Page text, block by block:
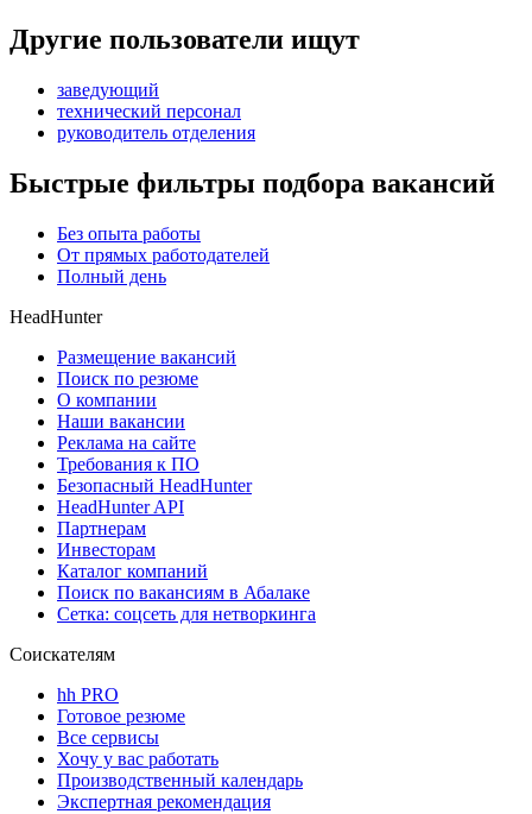
Другие пользователи ищут
заведующий
технический персонал
руководитель отделения
Быстрые фильтры подбора вакансий
Без опыта работы
От прямых работодателей
Полный день
HeadHunter
Размещение вакансий
Поиск по резюме
О компании
Наши вакансии
Реклама на сайте
Требования к ПО
Безопасный HeadHunter
HeadHunter API
Партнерам
Инвесторам
Каталог компаний
Поиск по вакансиям в Абалаке
Сетка: соцсеть для нетворкинга
Соискателям
hh PRO
Готовое резюме
Все сервисы
Хочу у вас работать
Производственный календарь
Экспертная рекомендация